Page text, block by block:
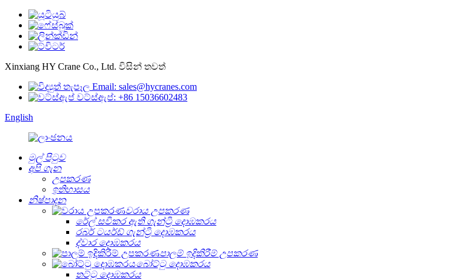
Xinxiang HY Crane Co., Ltd. විසින් තවත්
Email: sales@hycranes.com
වට්ස්ඇප්: +86 15036602483
English
මුල් පිටුව
අපි ගැන
උපකරණ
ඉතිහාසය
නිෂ්පාදන
වරාය උපකරණ
රේල් සවිකර ඇති ගැන්ට්‍රි දොඹකරය
රබර් ටයර්ඩ් ගැන්ට්‍රි දොඹකරය
ද්වාර දොඹකරය
පාලම් ඉදිකිරීම් උපකරණ
බෝට්ටු දොඹකරය
තට්ටු දොඹකරය